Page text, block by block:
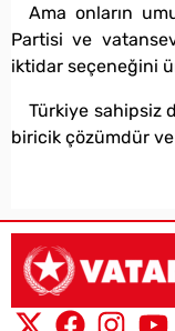
Ama onların
Partisi ve
iktidar seçeneğini
Türkiye sahipsiz
biricik çözümdür ve